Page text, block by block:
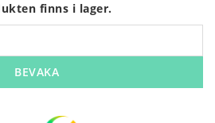
finns i lager.
BEVAKA